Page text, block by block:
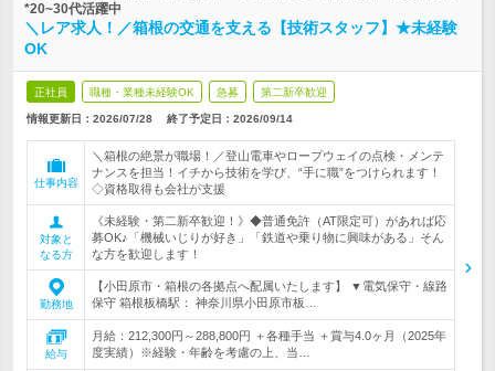
*20~30代活躍中
＼レア求人！／箱根の交通を支える【技術スタッフ】★未経験
OK
正社員 職種・業種未経験OK 急募 第二新卒歓迎
情報更新日：2026/07/28 終了予定日： 2026/09/14
仕事内容
＼箱根の絶景が職場！／登山電車やロープウェイの点検・メンテ
ナンスを担当！イチから技術を学び、“手に職”をつけられます！
◇資格取得も会社が支援
対象と
なる方
《未経験・第二新卒歓迎！》◆普通免許（AT限定可）があれば応
募OK♪「機械いじりが好き」「鉄道や乗り物に興味がある」そん
な方を歓迎します！
勤務地
【小田原市・箱根の各拠点へ配属いたします】 ▼電気保守・線路
保守 箱根板橋駅： 神奈川県小田原市板…
給与
月給：212,300円～288,800円 ＋各種手当 ＋賞与4.0ヶ月（2025年
度実績）※経験・年齢を考慮の上、当…